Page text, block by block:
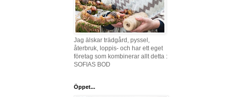
Jag älskar trädgård, pyssel,
återbruk, loppis- och har ett eget
företag som kombinerar allt detta :
SOFIAS BOD
Öppet...